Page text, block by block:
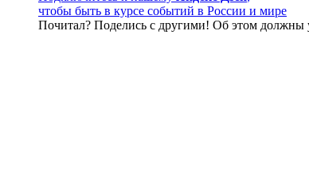
чтобы быть в курсе событий в России и мире
Почитал? Поделись с другими! Об этом должны